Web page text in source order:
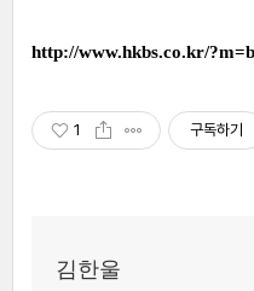
http://www.hkbs.co.kr/
1 구독하기
김한울